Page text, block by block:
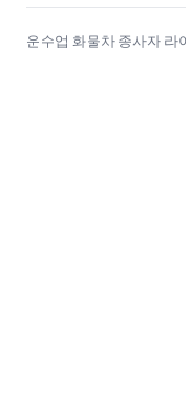
운수업 화물차 종사자 라